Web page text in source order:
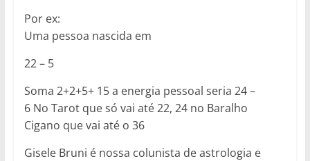
Por ex:
Uma pessoa nascida em
22 – 5
Soma 2+2+5+ 15 a energia pessoal seria 24 –
6 No Tarot que só vai até 22, 24 no Baralho
Cigano que vai até o 36
Gisele Bruni é nossa colunista de astrologia e